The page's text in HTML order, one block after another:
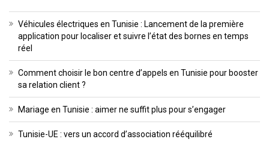
Véhicules électriques en Tunisie : Lancement de la première
application pour localiser et suivre l’état des bornes en temps
réel
Comment choisir le bon centre d’appels en Tunisie pour booster
sa relation client ?
Mariage en Tunisie : aimer ne suffit plus pour s’engager
Tunisie-UE : vers un accord d’association rééquilibré